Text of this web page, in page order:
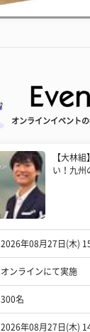
オンラインイベント
【大林
い！九州
2026年08月27日(木)
オンラインにて実施
300名
2026年08月27日(木)